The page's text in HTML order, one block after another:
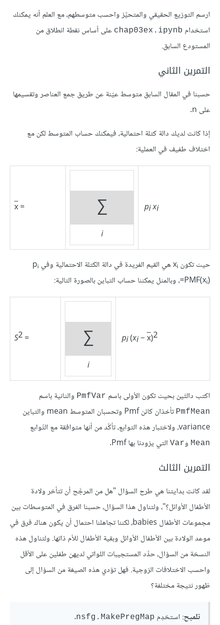
ارسم التوزيع الحقيقي والمتحيِّز واحسب متوسطهم، مع العلم أنه يمكنك
استخدام chap03ex.ipynb على أساس نقطة انطلاق من
المستودع السابق.
التمرين الثاني
حسبنا في المقال السابق متوسط عيّنة عن طريق جمع العناصر وتقسيمها
على n.
إذا كانت لديك دالة كتلة احتمالية، فيمكنك حساب المتوسط لكن مع
اختلاف طفيف في العملية:
x= ∑
i
pixi
حيث تكون x i هي القيم الفريدة في دالة الكتلة الاحتمالية وفي p i
=PMF(xi)، وبالمثل يمكننا حساب التباين بالصورة التالية:
S2= ∑
i
pi(xi−x)2
اكتب دالتَين بحيث تكون الأولى باسم PmfVar والثانية باسم
PmfMean
تأخذان كائن Pmf وتحسبان المتوسط mean والتباين
variance، ولاختبار هذه التوابع، تأكّد من أنها متوافقة مع التّوابع
Mean وVar التي يزودنا بها Pmf.
التمرين الثالث
لقد كانت بدايتنا هي طرح السؤال "هل من المرجَّح أن تتأخر ولادة
الأطفال الأوائل؟"، ولتناول هذا السؤال، حسبنا الفرق في المتوسطات بين
مجموعات الأطفال babies، لكننا تجاهلنا احتمال أن يكون هناك فرق في
موعد الولادة بين الأطفال الأوائل وبقية الأطفال للأم ذاتها. ولتناول هذه
النسخة من السؤال، حدِّد المستجيبات اللواتي لديهن طفلين على الأقل
واحسب الاختلافات الزوجية. فهل تؤدي هذه الصيغة من السؤال إلى
ظهور نتيجة مختلفة؟
تلميح: استخدِم nsfg.MakePregMap
.